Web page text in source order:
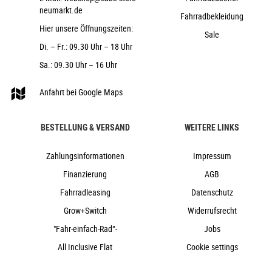
Cube
2026
Cube
Fahrräder, Fully, Mountainbike
2026
Scheibenbremse hydraulisch
Carbon
Kettenschaltung
nein
nein
neumarkt.de
Hier unsere Öffnungszeiten:
Di. – Fr.: 09.30 Uhr – 18 Uhr
Sa.: 09.30 Uhr – 16 Uhr
Anfahrt bei Google Maps
Fahrradbekleidung
Sale
BESTELLUNG & VERSAND
Zahlungsinformationen
Finanzierung
Fahrradleasing
Grow+Switch
"Fahr-einfach-Rad“-
All Inclusive Flat
WEITERE LINKS
Impressum
AGB
Datenschutz
Widerrufsrecht
Jobs
Cookie settings